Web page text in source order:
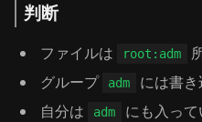
判断
ファイルは root:adm
グループ
adm には書
自分は
adm にも入っ